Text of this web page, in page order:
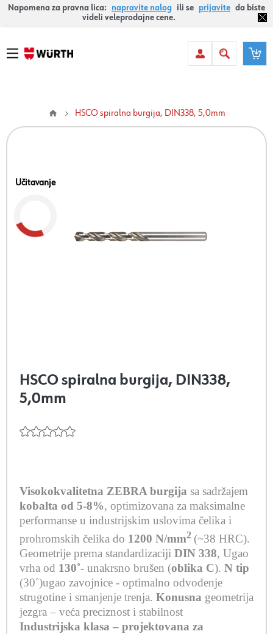
Napomena za pravna lica: napravite nalog ili se prijavite da biste
videli veleprodajne cene.
HSCO spiralna burgija, DIN338, 5,0mm
Učitavanje
HSCO spiralna burgija, DIN338,
5,0mm
Visokokvalitetna ZEBRA burgija sa sadržajem
kobalta od 5-8%, optimizovana za maksimalne
performanse u industrijskim uslovima čelika i
prohromskih čelika do 1200 N/mm2 (~38 HRC).
Geometrije prema standardizaciji DIN 338, Ugao
vrha od 130˚- unakrsno brušen (oblika C). N tip
(30˚)ugao zavojnice - optimalno odvođenje
strugotine i smanjenje trenja. Konusna geometrija
jezgra – veća preciznost i stabilnost
Industrijska klasa – projektovana za